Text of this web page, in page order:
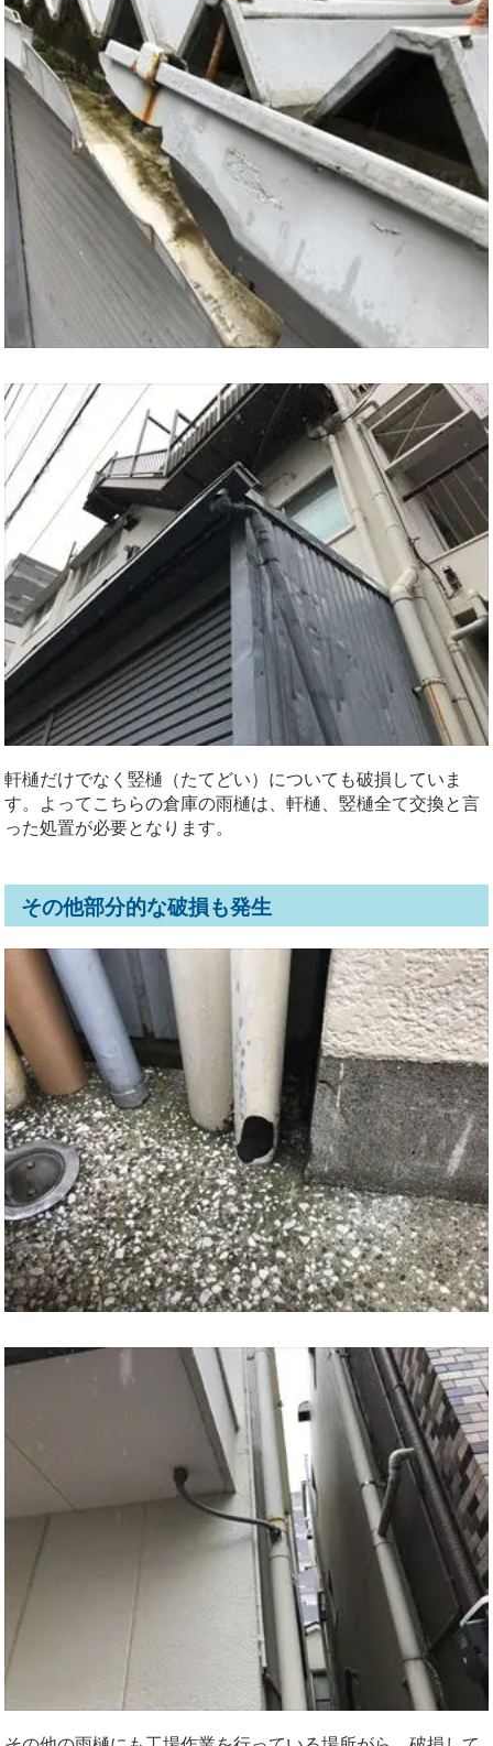
軒樋だけでなく竪樋（たてどい）についても破損していま
す。よってこちらの倉庫の雨樋は、軒樋、竪樋全て交換と言
った処置が必要となります。
その他部分的な破損も発生